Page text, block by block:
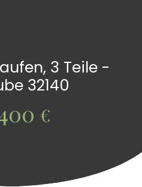
3 Teile -
32140
€